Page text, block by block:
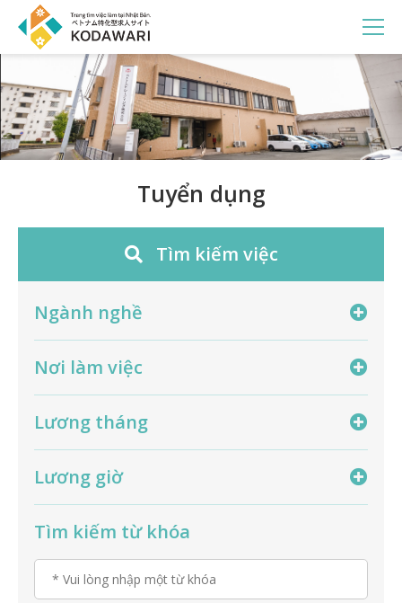
Tuyển dụng
Tìm kiếm việc
Ngành nghề
Nơi làm việc
Lương tháng
Lương giờ
Tìm kiếm từ khóa